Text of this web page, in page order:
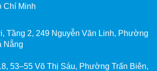
Chí Minh
Tầng 2, 249 Nguyễn Văn Linh, Phường
Nẵng
53–55 Võ Thị Sáu, Phường Trấn Biên,